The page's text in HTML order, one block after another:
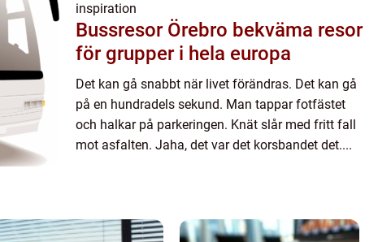
inspiration
Bussresor Örebro bekväma resor
för grupper i hela europa
Det kan gå snabbt när livet förändras. Det kan gå
på en hundradels sekund. Man tappar fotfästet
och halkar på parkeringen. Knät slår med fritt fall
mot asfalten. Jaha, det var det korsbandet det....